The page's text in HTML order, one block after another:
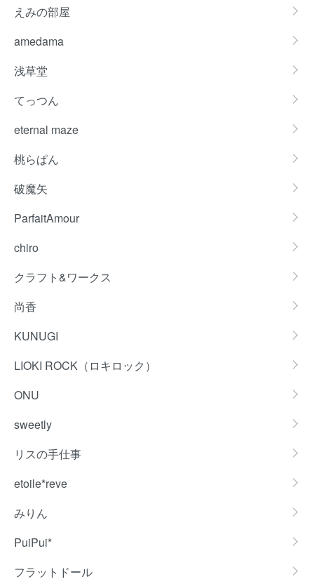
えみの部屋
amedama
浅草堂
てっつん
eternal maze
桃らぱん
破魔矢
ParfaitAmour
chiro
クラフト&ワークス
尚香
KUNUGI
LIOKI ROCK（ロキロック）
ONU
sweetly
リスの手仕事
etoile*reve
みりん
PuiPui*
フラットドール